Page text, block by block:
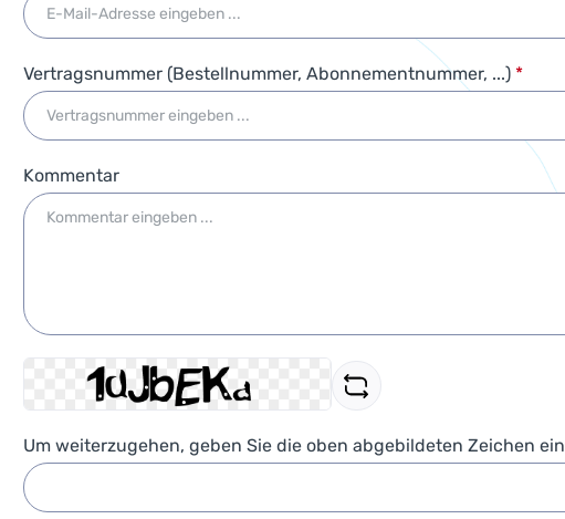
Vertragsnummer (Bestellnummer, Abonnementnummer, ...) *
Kommentar
Um weiterzugehen, geben Sie die oben abgebildeten Zeichen ein